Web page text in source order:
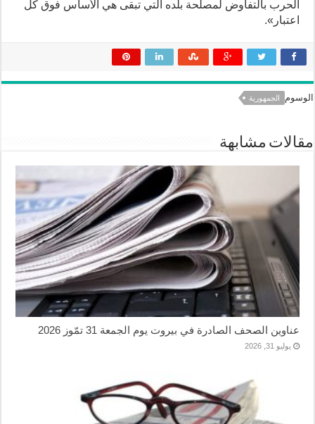
الحرب بالتفاوض لمصلحة بلده التي تبقى هي الأساس فوق كل
اعتبار».
الوسوم الجمهورية
مقالات مشابهة
عناوين الصحف الصادرة في بيروت يوم الجمعة 31 تمّوز 2026
يوليو 31, 2026